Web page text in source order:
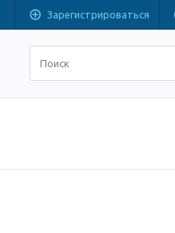
Зарегистрироваться